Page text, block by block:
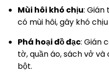
Mùi hôi khó chịu:
có mùi hôi, gây khó
Phá hoại đồ đạc: Gián
tờ, quần áo, sách vở
bột.